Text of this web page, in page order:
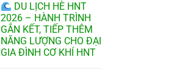
DU LỊCH HÈ HNT
2026 – HÀNH TRÌNH
GẮN KẾT, TIẾP THÊM
NĂNG LƯỢNG CHO ĐẠI
GIA ĐÌNH CƠ KHÍ HNT